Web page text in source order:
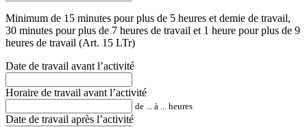
Minimum de 15 minutes pour plus de 5 heures et demie de travail,
30 minutes pour plus de 7 heures de travail et 1 heure pour plus de 9
heures de travail (Art. 15 LTr)
Date de travail avant l’activité
Horaire de travail avant l’activité
de ... à ... heures
Date de travail après l’activité